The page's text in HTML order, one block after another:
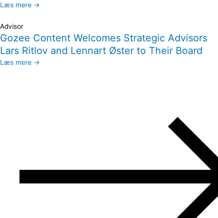
Læs mere →
Advisor
Gozee Content Welcomes Strategic Advisors
Lars Ritlov and Lennart Øster to Their Board
Læs mere →